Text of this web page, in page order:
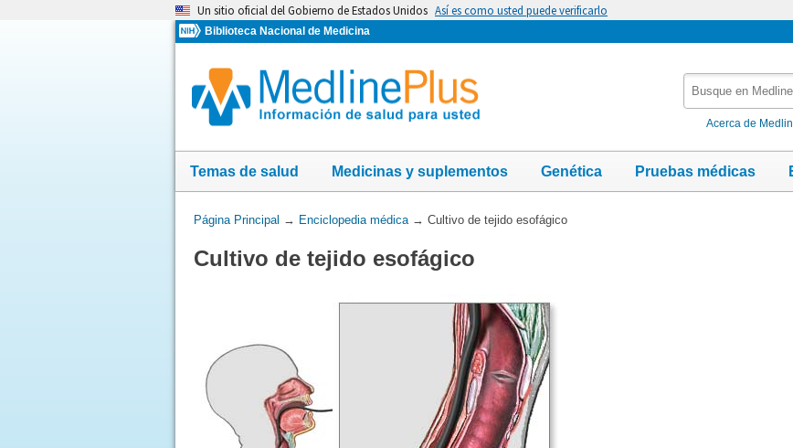
Un sitio oficial del Gobierno de Estados Unidos Así es como usted puede verificarlo
Biblioteca Nacional de Medicina
MedlinePlus
Acerca de
Temas de salud Medicinas y suplementos Genética Pruebas médicas
Usted
aquí:
Página Principal → Enciclopedia médica→ Cultivo de tejido esofágico
Cultivo de tejido esofágico